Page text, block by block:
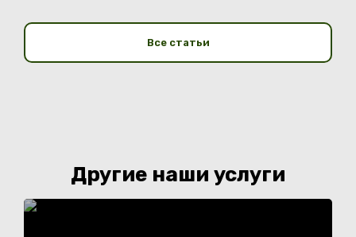
Все статьи
Другие наши услуги